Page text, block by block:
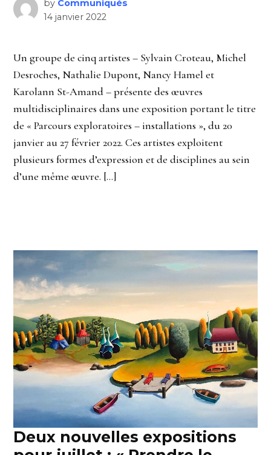
by Communiqués
14 janvier 2022
Un groupe de cinq artistes – Sylvain Croteau, Michel
Desroches, Nathalie Dupont, Nancy Hamel et
Karolann St-Amand – présente des œuvres
multidisciplinaires dans une exposition portant le titre
de « Parcours exploratoires – installations », du 20
janvier au 27 février 2022. Ces artistes exploitent
plusieurs formes d’expression et de disciplines au sein
d’une même œuvre. […]
Deux nouvelles expositions